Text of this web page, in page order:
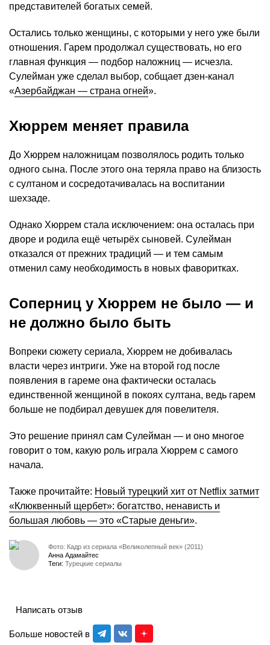
представителей богатых семей.
Остались только женщины, с которыми у него уже были
отношения. Гарем продолжал существовать, но его
главная функция — подбор наложниц — исчезла.
Сулейман уже сделал выбор, собщает дзен-канал
«Азербайджан — страна огней».
Хюррем меняет правила
До Хюррем наложницам позволялось родить только
одного сына. После этого она теряла право на близость
с султаном и сосредотачивалась на воспитании
шехзаде.
Однако Хюррем стала исключением: она осталась при
дворе и родила ещё четырёх сыновей. Сулейман
отказался от прежних традиций — и тем самым
отменил саму необходимость в новых фаворитках.
Соперниц у Хюррем не было — и
не должно было быть
Вопреки сюжету сериала, Хюррем не добивалась
власти через интриги. Уже на второй год после
появления в гареме она фактически осталась
единственной женщиной в покоях султана, ведь гарем
больше не подбирал девушек для повелителя.
Это решение принял сам Сулейман — и оно многое
говорит о том, какую роль играла Хюррем с самого
начала.
Также прочитайте: Новый турецкий хит от Netflix затмит
«Клюквенный щербет»: богатство, ненависть и
большая любовь — это «Старые деньги».
Фото: Кадр из сериала «Великолепный век» (2011)
Анна Адамайтес
Теги: Турецкие сериалы
Больше новостей в
Написать отзыв